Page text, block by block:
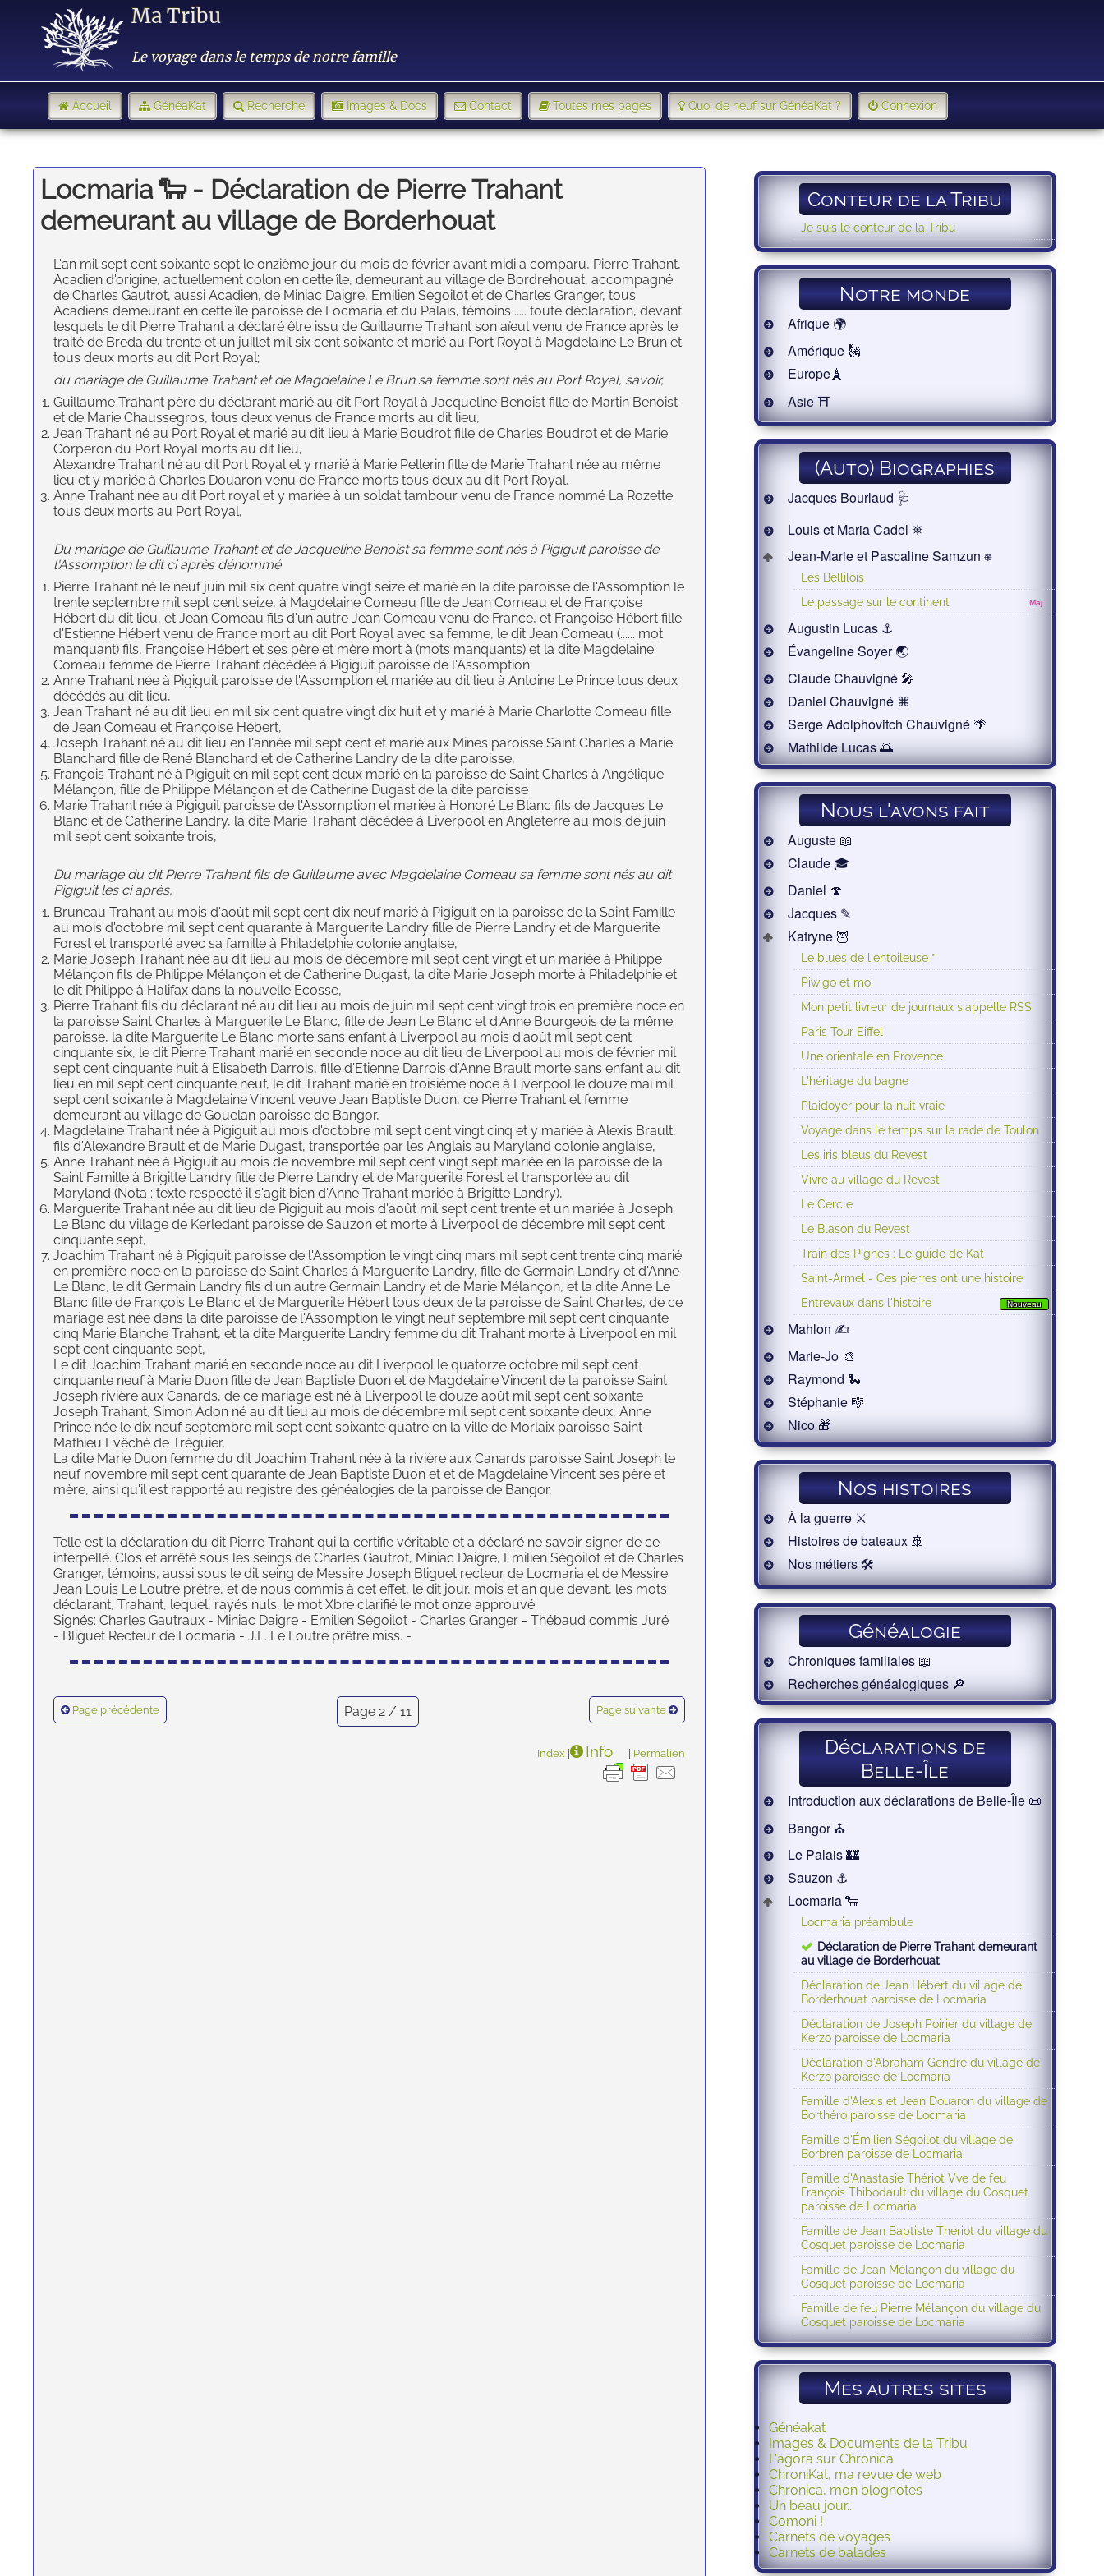
Ma Tribu
Le voyage dans le temps de notre famille
Accueil GénéaKat Recherche Images & Docs Contact Toutes mes pages Quoi de neuf sur GénéaKat ? Connexion
Locmaria 🐑 - Déclaration de Pierre Trahant
demeurant au village de Borderhouat
L'an mil sept cent soixante sept le onzième jour du mois de février avant midi a comparu, Pierre Trahant,
Acadien d'origine, actuellement colon en cette île, demeurant au village de Bordrehouat, accompagné
de Charles Gautrot, aussi Acadien, de Miniac Daigre, Emilien Segoilot et de Charles Granger, tous
Acadiens demeurant en cette île paroisse de Locmaria et du Palais, témoins ..... toute déclaration, devant
lesquels le dit Pierre Trahant a déclaré être issu de Guillaume Trahant son aïeul venu de France après le
traité de Breda du trente et un juillet mil six cent soixante et marié au Port Royal à Magdelaine Le Brun et
tous deux morts au dit Port Royal;
du mariage de Guillaume Trahant et de Magdelaine Le Brun sa femme sont nés au Port Royal, savoir,
Guillaume Trahant père du déclarant marié au dit Port Royal à Jacqueline Benoist fille de Martin Benoist
et de Marie Chaussegros, tous deux venus de France morts au dit lieu,
Jean Trahant né au Port Royal et marié au dit lieu à Marie Boudrot fille de Charles Boudrot et de Marie
Corperon du Port Royal morts au dit lieu,
Alexandre Trahant né au dit Port Royal et y marié à Marie Pellerin fille de Marie Trahant née au même
lieu et y mariée à Charles Douaron venu de France morts tous deux au dit Port Royal,
Anne Trahant née au dit Port royal et y mariée à un soldat tambour venu de France nommé La Rozette
tous deux morts au Port Royal,
Du mariage de Guillaume Trahant et de Jacqueline Benoist sa femme sont nés à Pigiguit paroisse de
l'Assomption le dit ci après dénommé
Pierre Trahant né le neuf juin mil six cent quatre vingt seize et marié en la dite paroisse de l'Assomption le
trente septembre mil sept cent seize, à Magdelaine Comeau fille de Jean Comeau et de Françoise
Hébert du dit lieu, et Jean Comeau fils d'un autre Jean Comeau venu de France, et Françoise Hébert fille
d'Estienne Hébert venu de France mort au dit Port Royal avec sa femme, le dit Jean Comeau (...... mot
manquant) fils, Françoise Hébert et ses père et mère mort à (mots manquants) et la dite Magdelaine
Comeau femme de Pierre Trahant décédée à Pigiguit paroisse de l'Assomption
Anne Trahant née à Pigiguit paroisse de l'Assomption et mariée au dit lieu à Antoine Le Prince tous deux
décédés au dit lieu,
Jean Trahant né au dit lieu en mil six cent quatre vingt dix huit et y marié à Marie Charlotte Comeau fille
de Jean Comeau et Françoise Hébert,
Joseph Trahant né au dit lieu en l'année mil sept cent et marié aux Mines paroisse Saint Charles à Marie
Blanchard fille de René Blanchard et de Catherine Landry de la dite paroisse,
François Trahant né à Pigiguit en mil sept cent deux marié en la paroisse de Saint Charles à Angélique
Mélançon, fille de Philippe Mélançon et de Catherine Dugast de la dite paroisse
Marie Trahant née à Pigiguit paroisse de l'Assomption et mariée à Honoré Le Blanc fils de Jacques Le
Blanc et de Catherine Landry, la dite Marie Trahant décédée à Liverpool en Angleterre au mois de juin
mil sept cent soixante trois,
Du mariage du dit Pierre Trahant fils de Guillaume avec Magdelaine Comeau sa femme sont nés au dit
Pigiguit les ci après,
Bruneau Trahant au mois d'août mil sept cent dix neuf marié à Pigiguit en la paroisse de la Saint Famille
au mois d'octobre mil sept cent quarante à Marguerite Landry fille de Pierre Landry et de Marguerite
Forest et transporté avec sa famille à Philadelphie colonie anglaise,
Marie Joseph Trahant née au dit lieu au mois de décembre mil sept cent vingt et un mariée à Philippe
Mélançon fils de Philippe Mélançon et de Catherine Dugast, la dite Marie Joseph morte à Philadelphie et
le dit Philippe à Halifax dans la nouvelle Ecosse,
Pierre Trahant fils du déclarant né au dit lieu au mois de juin mil sept cent vingt trois en première noce en
la paroisse Saint Charles à Marguerite Le Blanc, fille de Jean Le Blanc et d'Anne Bourgeois de la même
paroisse, la dite Marguerite Le Blanc morte sans enfant à Liverpool au mois d'août mil sept cent
cinquante six, le dit Pierre Trahant marié en seconde noce au dit lieu de Liverpool au mois de février mil
sept cent cinquante huit à Elisabeth Darrois, fille d'Etienne Darrois d'Anne Brault morte sans enfant au dit
lieu en mil sept cent cinquante neuf, le dit Trahant marié en troisième noce à Liverpool le douze mai mil
sept cent soixante à Magdelaine Vincent veuve Jean Baptiste Duon, ce Pierre Trahant et femme
demeurant au village de Gouelan paroisse de Bangor,
Magdelaine Trahant née à Pigiguit au mois d'octobre mil sept cent vingt cinq et y mariée à Alexis Brault,
fils d'Alexandre Brault et de Marie Dugast, transportée par les Anglais au Maryland colonie anglaise,
Anne Trahant née à Pigiguit au mois de novembre mil sept cent vingt sept mariée en la paroisse de la
Saint Famille à Brigitte Landry fille de Pierre Landry et de Marguerite Forest et transportée au dit
Maryland (Nota : texte respecté il s'agit bien d'Anne Trahant mariée à Brigitte Landry),
Marguerite Trahant née au dit lieu de Pigiguit au mois d'août mil sept cent trente et un mariée à Joseph
Le Blanc du village de Kerledant paroisse de Sauzon et morte à Liverpool de décembre mil sept cent
cinquante sept,
Joachim Trahant né à Pigiguit paroisse de l'Assomption le vingt cinq mars mil sept cent trente cinq marié
en première noce en la paroisse de Saint Charles à Marguerite Landry, fille de Germain Landry et d'Anne
Le Blanc, le dit Germain Landry fils d'un autre Germain Landry et de Marie Mélançon, et la dite Anne Le
Blanc fille de François Le Blanc et de Marguerite Hébert tous deux de la paroisse de Saint Charles, de ce
mariage est née dans la dite paroisse de l'Assomption le vingt neuf septembre mil sept cent cinquante
cinq Marie Blanche Trahant, et la dite Marguerite Landry femme du dit Trahant morte à Liverpool en mil
sept cent cinquante sept,
Le dit Joachim Trahant marié en seconde noce au dit Liverpool le quatorze octobre mil sept cent
cinquante neuf à Marie Duon fille de Jean Baptiste Duon et de Magdelaine Vincent de la paroisse Saint
Joseph rivière aux Canards, de ce mariage est né à Liverpool le douze août mil sept cent soixante
Joseph Trahant, Simon Adon né au dit lieu au mois de décembre mil sept cent soixante deux, Anne
Prince née le dix neuf septembre mil sept cent soixante quatre en la ville de Morlaix paroisse Saint
Mathieu Evêché de Tréguier,
La dite Marie Duon femme du dit Joachim Trahant née à la rivière aux Canards paroisse Saint Joseph le
neuf novembre mil sept cent quarante de Jean Baptiste Duon et et de Magdelaine Vincent ses père et
mère, ainsi qu'il est rapporté au registre des généalogies de la paroisse de Bangor,
Telle est la déclaration du dit Pierre Trahant qui la certifie véritable et a déclaré ne savoir signer de ce
interpellé. Clos et arrêté sous les seings de Charles Gautrot, Miniac Daigre, Emilien Ségoilot et de Charles
Granger, témoins, aussi sous le dit seing de Messire Joseph Bliguet recteur de Locmaria et de Messire
Jean Louis Le Loutre prêtre, et de nous commis à cet effet, le dit jour, mois et an que devant, les mots
déclarant, Trahant, lequel, rayés nuls, le mot Xbre clarifié le mot onze approuvé.
Signés: Charles Gautraux - Miniac Daigre - Emilien Ségoilot - Charles Granger - Thébaud commis Juré
- Bliguet Recteur de Locmaria - J.L. Le Loutre prêtre miss. -
Page précédente Page 2 / 11 Page suivante
Index | Info | Permalien
Conteur de la Tribu
Je suis le conteur de la Tribu
Notre monde
Afrique 🌍
Amérique 🗽
Europe🗼
Asie ⛩
(Auto) Biographies
Jacques Bourlaud 🩺
Louis et Maria Cadel ⛯
Jean-Marie et Pascaline Samzun ⎈
Les Bellilois
Maj
Le passage sur le continent
Augustin Lucas ⚓
Évangeline Soyer 🌏
Claude Chauvigné 🎤
Daniel Chauvigné ⌘
Serge Adolphovitch Chauvigné 🌴
Mathilde Lucas 🌅
Nous l'avons fait
Auguste 📖
Claude 🎓
Daniel 🍄
Jacques ✎
Katryne 🦉
Le blues de l'entoileuse *
Piwigo et moi
Mon petit livreur de journaux s'appelle RSS
Paris Tour Eiffel
Une orientale en Provence
L'héritage du bagne
Plaidoyer pour la nuit vraie
Voyage dans le temps sur la rade de Toulon
Les iris bleus du Revest
Vivre au village du Revest
Le Cercle
Le Blason du Revest
Train des Pignes : Le guide de Kat
Saint-Armel - Ces pierres ont une histoire
Nouveau
Entrevaux dans l'histoire
Mahlon ✍
Marie-Jo 🎨
Raymond 🐍
Stéphanie 🎼
Nico 🎁
Nos histoires
À la guerre ⚔️
Histoires de bateaux 🚢
Nos métiers 🛠
Généalogie
Chroniques familiales 📖
Recherches généalogiques 🔎
Déclarations de
Belle-Île
Introduction aux déclarations de Belle-Île 📜
Bangor ⛪️
Le Palais 🏰
Sauzon ⚓️
Locmaria 🐑
Locmaria préambule
Déclaration de Pierre Trahant demeurant
au village de Borderhouat
Déclaration de Jean Hébert du village de
Borderhouat paroisse de Locmaria
Déclaration de Joseph Poirier du village de
Kerzo paroisse de Locmaria
Déclaration d'Abraham Gendre du village de
Kerzo paroisse de Locmaria
Famille d'Alexis et Jean Douaron du village de
Borthéro paroisse de Locmaria
Famille d'Émilien Ségoilot du village de
Borbren paroisse de Locmaria
Famille d'Anastasie Thériot Vve de feu
François Thibodault du village du Cosquet
paroisse de Locmaria
Famille de Jean Baptiste Thériot du village du
Cosquet paroisse de Locmaria
Famille de Jean Mélançon du village du
Cosquet paroisse de Locmaria
Famille de feu Pierre Mélançon du village du
Cosquet paroisse de Locmaria
Mes autres sites
Généakat
Images & Documents de la Tribu
L'agora sur Chronica
ChroniKat, ma revue de web
Chronica, mon blognotes
Un beau jour...
Comoni !
Carnets de voyages
Carnets de balades